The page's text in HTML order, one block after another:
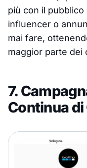
più con il
influencer o
mai fare,
maggior parte dei
7.
Continua di